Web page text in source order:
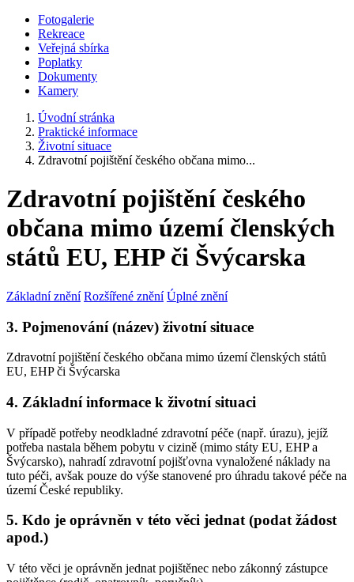
Fotogalerie
Rekreace
Veřejná sbírka
Poplatky
Dokumenty
Kamery
Úvodní stránka
Praktické informace
Životní situace
Zdravotní pojištění českého občana mimo...
Zdravotní pojištění českého
občana mimo území členských
států EU, EHP či Švýcarska
Základní znění Rozšířené znění Úplné znění
3. Pojmenování (název) životní situace
Zdravotní pojištění českého občana mimo území členských států
EU, EHP či Švýcarska
4. Základní informace k životní situaci
V případě potřeby neodkladné zdravotní péče (např. úrazu), jejíž
potřeba nastala během pobytu v cizině (mimo státy EU, EHP a
Švýcarsko), nahradí zdravotní pojišťovna vynaložené náklady na
tuto péči, avšak pouze do výše stanovené pro úhradu takové péče na
území České republiky.
5. Kdo je oprávněn v této věci jednat (podat žádost
apod.)
V této věci je oprávněn jednat pojištěnec nebo zákonný zástupce